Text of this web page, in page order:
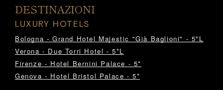
DESTINAZIONI
LUXURY HOTELS
Bologna - Grand Hotel Majestic "Già Baglioni" - 5*L
Verona - Due Torri Hotel - 5*L
Firenze - Hotel Bernini Palace - 5*
Genova - Hotel Bristol Palace - 5*